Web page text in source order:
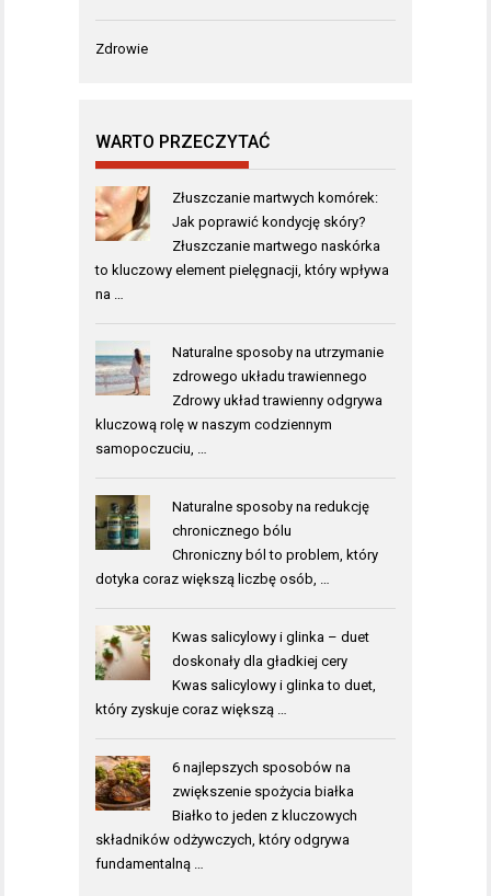
Zdrowie
WARTO PRZECZYTAĆ
Złuszczanie martwych komórek:
Jak poprawić kondycję skóry?
Złuszczanie martwego naskórka
to kluczowy element pielęgnacji, który wpływa
na …
Naturalne sposoby na utrzymanie
zdrowego układu trawiennego
Zdrowy układ trawienny odgrywa
kluczową rolę w naszym codziennym
samopoczuciu, …
Naturalne sposoby na redukcję
chronicznego bólu
Chroniczny ból to problem, który
dotyka coraz większą liczbę osób, …
Kwas salicylowy i glinka – duet
doskonały dla gładkiej cery
Kwas salicylowy i glinka to duet,
który zyskuje coraz większą …
6 najlepszych sposobów na
zwiększenie spożycia białka
Białko to jeden z kluczowych
składników odżywczych, który odgrywa
fundamentalną …